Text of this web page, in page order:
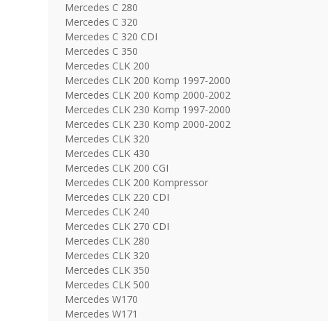
Mercedes C 280
Mercedes C 320
Mercedes C 320 CDI
Mercedes C 350
Mercedes CLK 200
Mercedes CLK 200 Komp 1997-2000
Mercedes CLK 200 Komp 2000-2002
Mercedes CLK 230 Komp 1997-2000
Mercedes CLK 230 Komp 2000-2002
Mercedes CLK 320
Mercedes CLK 430
Mercedes CLK 200 CGI
Mercedes CLK 200 Kompressor
Mercedes CLK 220 CDI
Mercedes CLK 240
Mercedes CLK 270 CDI
Mercedes CLK 280
Mercedes CLK 320
Mercedes CLK 350
Mercedes CLK 500
Mercedes W170
Mercedes W171